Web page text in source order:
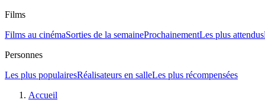
Films
Films au cinémaSorties de la semaineProchainementLes plus attendus
Personnes
Les plus populairesRéalisateurs en salleLes plus récompensées
Accueil